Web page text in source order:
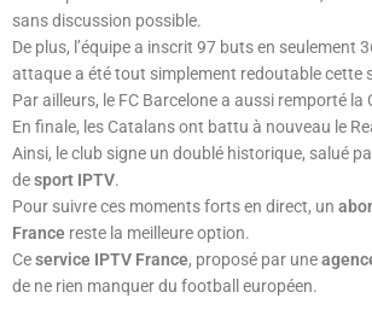
sans discussion possible.
De plus, l’équipe a inscrit 97 buts en seulement
attaque a été tout simplement redoutable cette
Par ailleurs, le FC Barcelone a aussi remporté la
En finale, les Catalans ont battu à nouveau le
Ainsi, le club signe un doublé historique, salué
desport IPTV.
Pour suivre ces moments forts en direct, un
France reste la meilleure option.
Ceservice IPTV France, proposé par une
de ne rien manquer du football européen.